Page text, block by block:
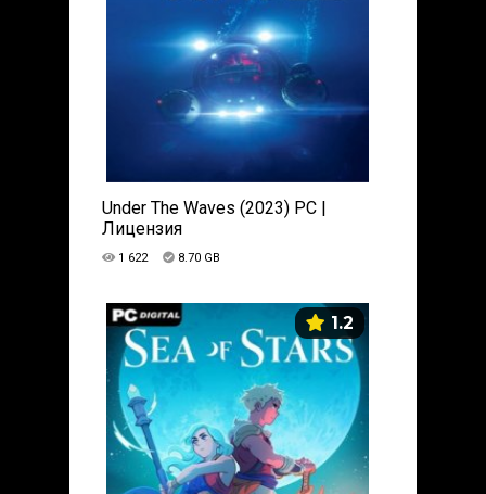
Under The Waves (2023) PC |
Лицензия
1 622 8.70 GB
1.2